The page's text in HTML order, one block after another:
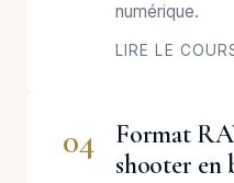
numérique.
LIRE LE
04
Format
shooter en